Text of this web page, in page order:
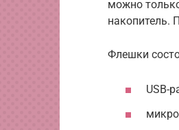
можно
накопитель.
Флешки
USB-